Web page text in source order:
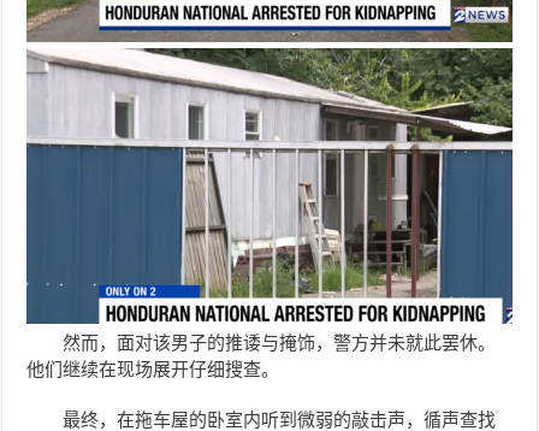
然而，面对该男子的推诿与掩饰，警方并未就此罢休。
他们继续在现场展开仔细搜查。
最终，在拖车屋的卧室内听到微弱的敲击声，循声查找